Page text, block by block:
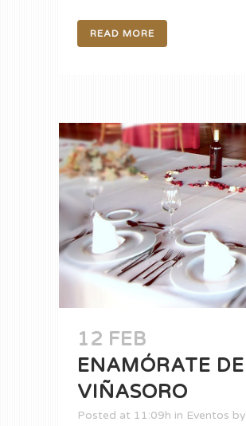
READ MORE
12 FEB
ENAMÓRATE DE
VIÑASORO
Posted at 11:09h in Eventos by